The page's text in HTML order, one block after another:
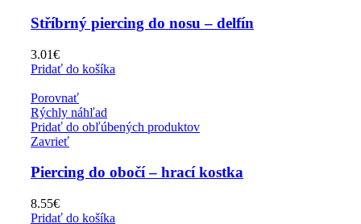
Stříbrný piercing do nosu – delfín
3.01€
Pridať do košíka
Porovnať
Rýchly náhľad
Pridať do obľúbených produktov
Zavrieť
Piercing do obočí – hrací kostka
8.55€
Pridať do košíka